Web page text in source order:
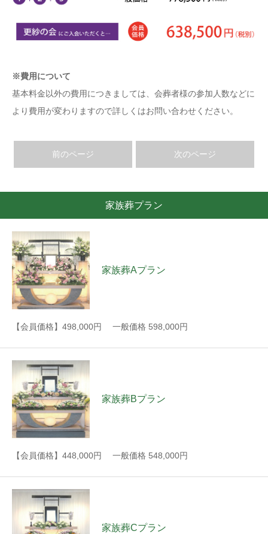
※費用について
基本料金以外の費用につきましては、会葬者様の参加人数などに
より費用が変わりますので詳しくはお問い合わせください。
前のページ 次のページ
家族葬プラン
家族葬Aプラン
【会員価格】498,000円 一般価格 598,000円
家族葬Bプラン
【会員価格】448,000円 一般価格 548,000円
家族葬Cプラン